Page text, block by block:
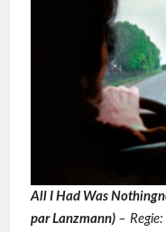
All I Had Was
par Lanzmann) –